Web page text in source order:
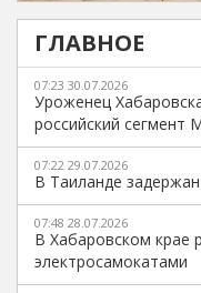
ГЛАВНОЕ
07:23 30.07.2026
Уроженец
российский сегмент
07:22 29.07.2026
В Таиланде
07:48 28.07.2026
В Хабаровском крае
электросамокатами